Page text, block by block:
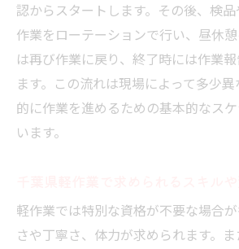
認からスタートします。その後、検
作業をローテーションで行い、昼休
は再び作業に戻り、終了時には作業
ます。この流れは現場によって多少
的に作業を進めるための基本的なス
います。
軽作業では特別な資格が不要な場合
さや丁寧さ、体力が求められます。